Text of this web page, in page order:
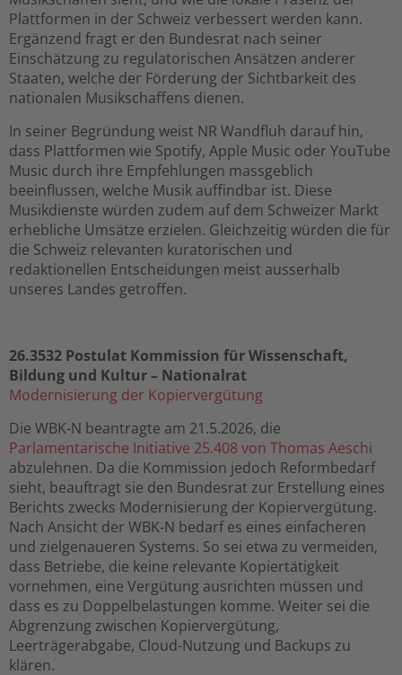
Plattformen in der Schweiz verbessert werden kann.
Ergänzend fragt er den Bundesrat nach seiner
Einschätzung zu regulatorischen Ansätzen anderer
Staaten, welche der Förderung der Sichtbarkeit des
nationalen Musikschaffens dienen.
In seiner Begründung weist NR Wandfluh darauf hin,
dass Plattformen wie Spotify, Apple Music oder YouTube
Music durch ihre Empfehlungen massgeblich
beeinflussen, welche Musik auffindbar ist. Diese
Musikdienste würden zudem auf dem Schweizer Markt
erhebliche Umsätze erzielen. Gleichzeitig würden die für
die Schweiz relevanten kuratorischen und
redaktionellen Entscheidungen meist ausserhalb
unseres Landes getroffen.
26.3532 Postulat Kommission für Wissenschaft,
Bildung und Kultur – Nationalrat
Modernisierung der Kopiervergütung
Die WBK-N beantragte am 21.5.2026, die
Parlamentarische Initiative 25.408 von Thomas Aeschi
abzulehnen. Da die Kommission jedoch Reformbedarf
sieht, beauftragt sie den Bundesrat zur Erstellung eines
Berichts zwecks Modernisierung der Kopiervergütung.
Nach Ansicht der WBK-N bedarf es eines einfacheren
und zielgenaueren Systems. So sei etwa zu vermeiden,
dass Betriebe, die keine relevante Kopiertätigkeit
vornehmen, eine Vergütung ausrichten müssen und
dass es zu Doppelbelastungen komme. Weiter sei die
Abgrenzung zwischen Kopiervergütung,
Leerträgerabgabe, Cloud-Nutzung und Backups zu
klären.